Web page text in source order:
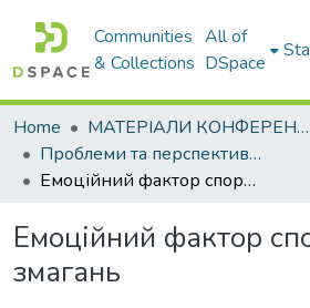
Communities
& Collections
All of
DSpace
Home МАТЕРІАЛИ КОНФЕРЕНЦІЙ
Проблеми та перспективи розвитку підприємництва
Емоційний фактор спортивних змагань
Емоційний фактор
змагань